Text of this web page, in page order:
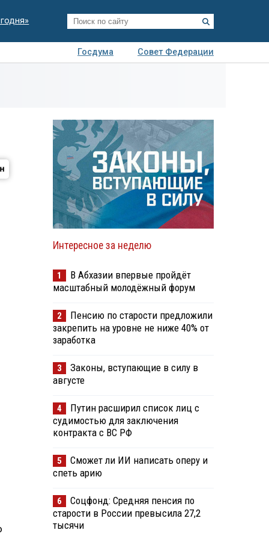
Госдума
Совет Федерации
Интересное за неделю
1
В Абхазии впервые пройдёт
масштабный молодёжный форум
2
Пенсию по старости предложили
закрепить на уровне не ниже 40% от
заработка
3
Законы, вступающие в силу в
августе
4
Путин расширил список лиц с
судимостью для заключения
контракта с ВС РФ
5
Сможет ли ИИ написать оперу и
спеть арию
6
Соцфонд: Средняя пенсия по
старости в России превысила 27,2
тысячи